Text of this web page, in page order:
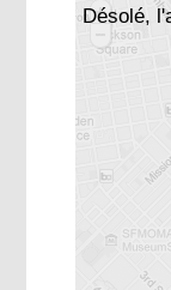
Désolé,